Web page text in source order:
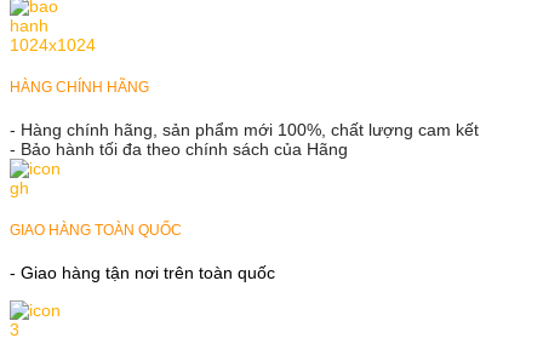
HÀNG CHÍNH HÃNG
- Hàng chính hãng, sản phẩm mới 100%, chất lượng cam kết
- Bảo hành tối đa theo chính sách của Hãng
GIAO HÀNG TOÀN QUỐC
- Giao hàng tận nơi trên toàn quốc